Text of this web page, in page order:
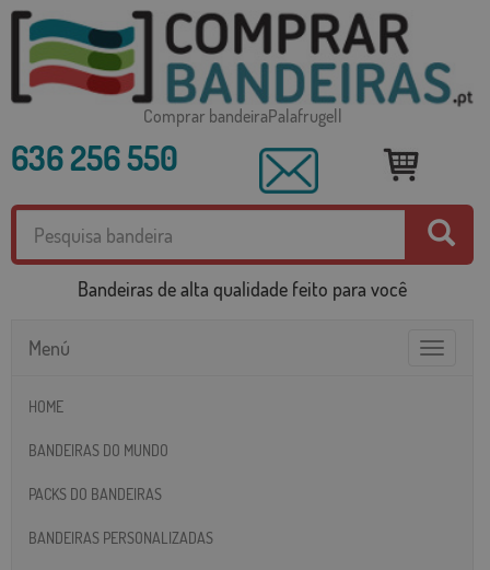
Comprar bandeiraPalafrugell
636 256 550
Bandeiras de alta qualidade feito para você
Toggle
Menú
HOME
BANDEIRAS DO MUNDO
PACKS DO BANDEIRAS
BANDEIRAS PERSONALIZADAS